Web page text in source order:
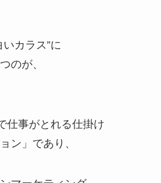
カラス”に
のが、
仕事がとれる仕掛け
ン」であり、